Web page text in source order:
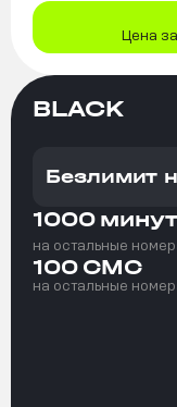
Цена
BLACK
Безлимит
1000 минут
на остальные
100 СМС
на остальные